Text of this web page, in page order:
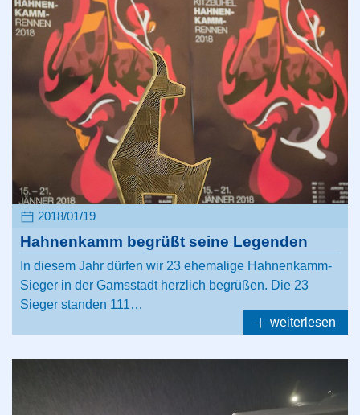
2018/01/19
Hahnenkamm begrüßt seine Legenden
In diesem Jahr dürfen wir 23 ehemalige Hahnenkamm-
Sieger in der Gamsstadt herzlich begrüßen. Die 23
Sieger standen 111…
weiterlesen